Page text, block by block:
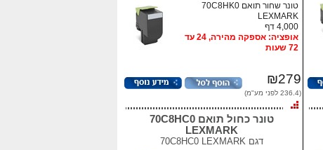
טונר שחור תואם 70C8HK0
LEXMARK
4,000 דף
אופציה: אספקה מהירה, 24 עד
72 שעות
₪279
(236.4 לפני מע"מ)
טונר כחול תואם 70C8HC0
LEXMARK
דגם70C8HC0 LEXMARK